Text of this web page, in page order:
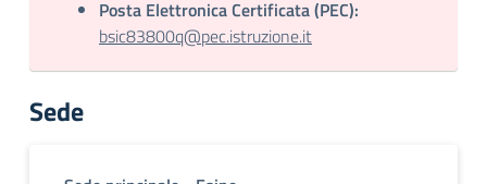
Posta Elettronica Certificata (PEC):
bsic83800q@pec.istruzione.it
Sede